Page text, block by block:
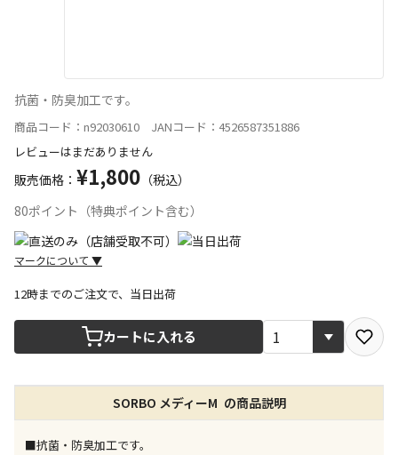
抗菌・防臭加工です。
商品コード：n92030610 JANコード：4526587351886
レビューはまだありません
販売価格： ¥1,800 （税込）
80ポイント（特典ポイント含む）
マークについて ▼
宅配や店舗受取を選択できる商品です
店舗のみで受取できる商品です（宅配便でのお届けが
できません）
※同時購入の商品は、全て同じ店舗での受取となりま
す
12時までのご注文で、当日出荷
カートに入れる
SORBO メディーM の商品説明
■抗菌・防臭加工です。